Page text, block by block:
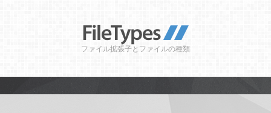
ファイル拡張子とファイルの種類